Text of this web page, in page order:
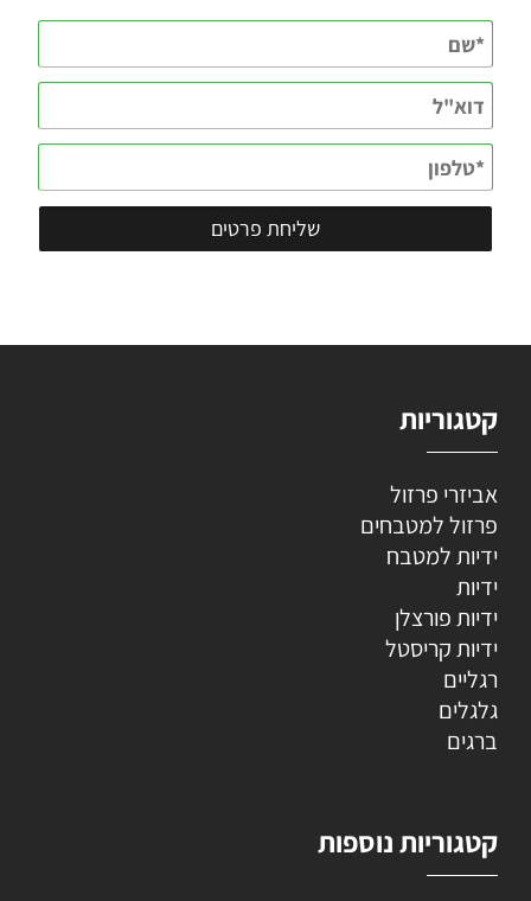
קטגוריות
אביזרי פרזול
פרזול למטבחים
ידיות למטבח
ידיות
ידיות פורצלן
ידיות קריסטל
רגליים
גלגלים
ברגים
קטגוריות נוספות